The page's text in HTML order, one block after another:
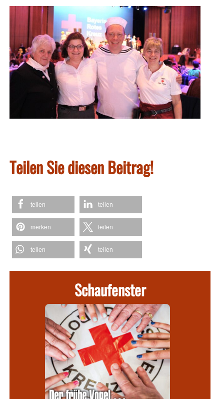
Teilen Sie diesen Beitrag!
teilen teilen
merken teilen
teilen teilen
Schaufenster